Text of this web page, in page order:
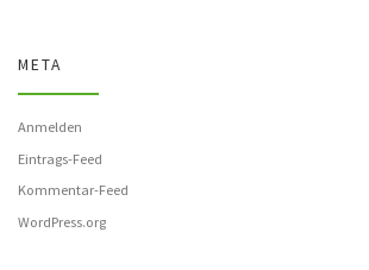
META
Anmelden
Eintrags-Feed
Kommentar-Feed
WordPress.org